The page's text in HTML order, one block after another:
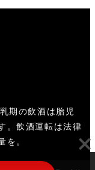
期の飲酒は胎児
。飲酒運転は法律
。